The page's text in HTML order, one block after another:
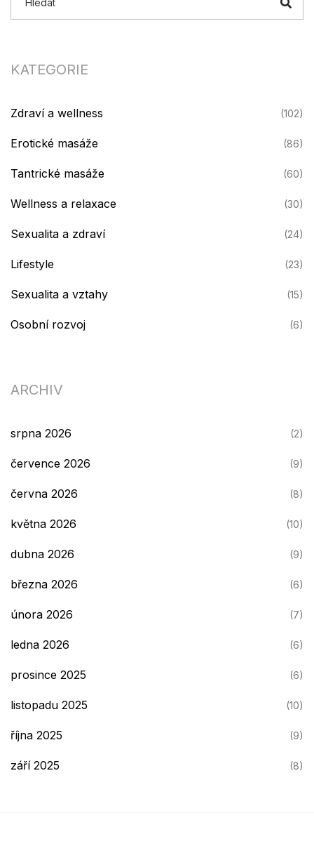
KATEGORIE
Zdraví a wellness (102)
Erotické masáže (86)
Tantrické masáže (60)
Wellness a relaxace (30)
Sexualita a zdraví (24)
Lifestyle (23)
Sexualita a vztahy (15)
Osobní rozvoj (6)
ARCHIV
srpna 2026 (2)
července 2026 (9)
června 2026 (8)
května 2026 (10)
dubna 2026 (9)
března 2026 (6)
února 2026 (7)
ledna 2026 (6)
prosince 2025 (6)
listopadu 2025 (10)
října 2025 (9)
září 2025 (8)